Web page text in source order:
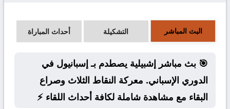
البث المباشر التشكيلة أحداث المباراة
🎯 بث مباشر إشبيلية يصطدم بـ إسبانيول في
الدوري الإسباني. معركة النقاط الثلاث وصراع
البقاء مع مشاهدة شاملة لكافة أحداث اللقاء ⚡